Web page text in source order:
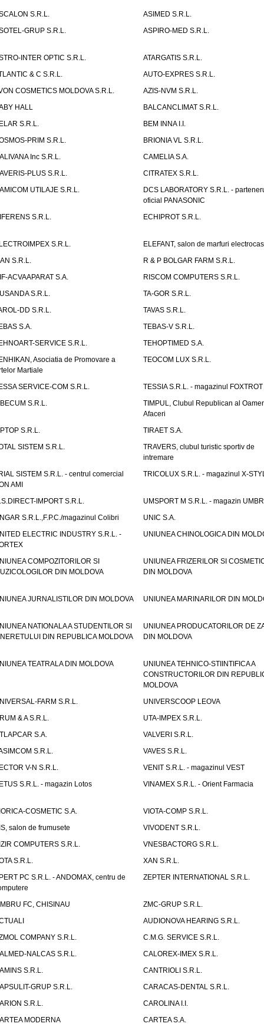
S.R.L.
ASIMED S.R.L.
GRUP S.R.L.
ASPIRO-MED S.R.L.
INTER OPTIC S.R.L.
ATARGATIS S.R.L.
& C S.R.L.
AUTO-EXPRES S.R.L.
COSMETICS MOLDOVA S.R.L.
AZIS-NVM S.R.L.
HALL
BALCANCLIMAT S.R.L.
S.R.L.
BEM INNA I.I.
PRIM S.R.L.
BRIONIA VL S.R.L.
Inc S.R.L.
CAMELIA S.A.
PLUS S.R.L.
CITRATEX S.R.L.
UTILAJE S.R.L.
DCS LABORATORY S.R.L. -
oficial PANASONIC
S.R.L.
ECHIPROT S.R.L.
S.R.L.
ELEFANT, salon de marfuri
S.R.L.
R & P BOLGAR FARM S.R.L.
ACVAAPARAT S.A.
RISCOM COMPUTERS S.R.L.
S.R.L.
TA-GOR S.R.L.
DD S.R.L.
TAVAS S.R.L.
S.A.
TEBAS-V S.R.L.
SERVICE S.R.L.
TEHOPTIMED S.A.
Asociatia de Promovare a
Martiale
TEOCOM LUX S.R.L.
SERVICE-COM S.R.L.
TESSIA S.R.L. - magazinul FOXTROT
S.R.L.
TIMPUL, Clubul Republican al
Afaceri
S.R.L.
TIRAET S.A.
SISTEM S.R.L.
TRAVERS, clubul turistic sportiv de
intremare
SISTEM S.R.L. - centrul comercial
AMI
TRICOLUX S.R.L. - magazinul X-
IMPORT S.R.L.
UMSPORT M S.R.L. - magazin
S.R.L.,F.P.C./magazinul Colibri
UNIC S.A.
ELECTRIC INDUSTRY S.R.L. -
UNIUNEA CHINOLOGICA DIN
COMPOZITORILOR SI
DIN MOLDOVA
UNIUNEA FRIZERILOR SI
DIN MOLDOVA
JURNALISTILOR DIN MOLDOVA UNIUNEA MARINARILOR DIN
NATIONALA A STUDENTILOR SI
DIN REPUBLICA MOLDOVA
UNIUNEA PRODUCATORILOR DE
DIN MOLDOVA
TEATRALA DIN MOLDOVA
UNIUNEA TEHNICO-STIINTIFICA A
CONSTRUCTORILOR DIN
MOLDOVA
FARM S.R.L.
UNIVERSCOOP LEOVA
& A S.R.L.
UTA-IMPEX S.R.L.
S.A.
VALVERI S.R.L.
S.R.L.
VAVES S.R.L.
V-N S.R.L.
VENIT S.R.L. - magazinul VEST
S.R.L. - magazin Lotos
VINAMEX S.R.L. - Orient Farmacia
COSMETIC S.A.
VIOTA-COMP S.R.L.
salon de frumusete
VIVODENT S.R.L.
COMPUTERS S.R.L.
VNESBACTORG S.R.L.
S.R.L.
XAN S.R.L.
PC S.R.L. - ANDOMAX, centru de
ZEPTER INTERNATIONAL S.R.L.
FC, CHISINAU
ZMC-GRUP S.R.L.
AUDIONOVA HEARING S.R.L.
COMPANY S.R.L.
C.M.G. SERVICE S.R.L.
NALCAS S.R.L.
CALOREX-IMEX S.R.L.
S.R.L.
CANTRIOLI S.R.L.
GRUP S.R.L.
CARACAS-DENTAL S.R.L.
S.R.L.
CAROLINA I.I.
MODERNA
CARTEA S.A.